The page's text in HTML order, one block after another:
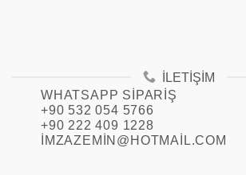
İLETIŞIM
WHATSAPP SIPARIŞ
+90 532 054 5766
+90 222 409 1228
IMZAZEMIN@HOTMAIL.COM